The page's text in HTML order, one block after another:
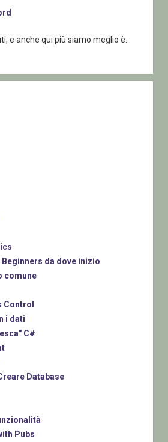
e anche qui più siamo meglio è.
da dove inizio
comune
Control
i dati
C#
Database
Pubs